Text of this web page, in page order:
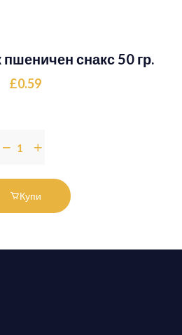
снакс 50 гр.
£0.59
Купи